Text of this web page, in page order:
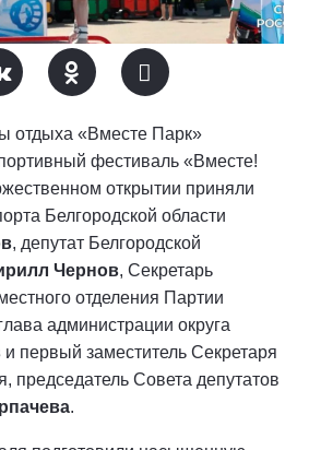
отдыха «Вместе Парк»
фестиваль «Вместе!
открытии приняли
Белгородской области
, депутат Белгородской
Чернов, Секретарь
отделения Партии
администрации округа
и первый заместитель Секретаря
председатель Совета депутатов
.